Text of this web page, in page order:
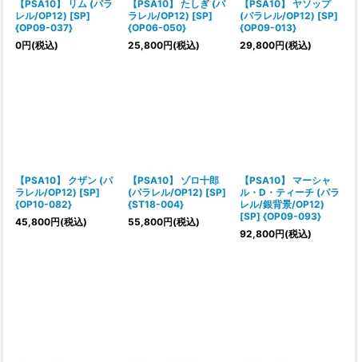
【PSA10】 リム (パラ
レル/OP12) [SP]
{OP09-037}
0円(税込)
【PSA10】 たしぎ (パ
ラレル/OP12) [SP]
{OP06-050}
25,800円(税込)
【PSA10】 ヤソップ
(パラレル/OP12) [SP]
{OP09-013}
29,800円(税込)
【PSA10】 クザン (パ
ラレル/OP12) [SP]
{OP10-082}
45,800円(税込)
【PSA10】 ゾロ十郎
(パラレル/OP12) [SP]
{ST18-004}
55,800円(税込)
【PSA10】 マーシャ
ル・D・ティーチ (パラ
レル/銀背景/OP12)
[SP] {OP09-093}
92,800円(税込)